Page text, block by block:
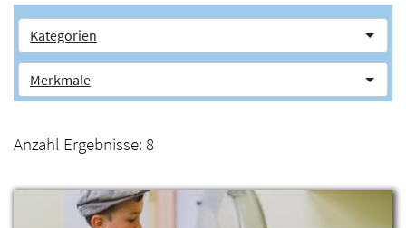
Kategorien
Merkmale
Anzahl Ergebnisse: 8